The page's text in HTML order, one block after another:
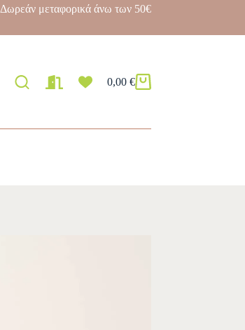
Δωρεάν μεταφορικά άνω των 50€
0,00 €